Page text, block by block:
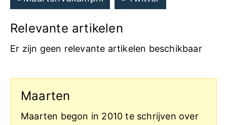
Relevante artikelen
Er zijn geen relevante artikelen beschikbaar
Maarten
Maarten begon in 2010 te schrijven over